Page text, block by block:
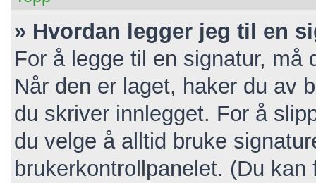
» Hvordan legger jeg til en
For å legge til en signatur,
Når den er laget, haker du av
du skriver innlegget. For å
du velge å alltid bruke
brukerkontrollpanelet. (Du